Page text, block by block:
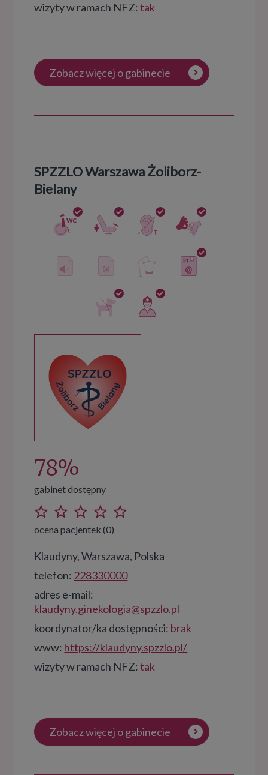
wizyty w ramach NFZ:tak
Zobacz więcej o gabinecie
SPZZLO Warszawa Żoliborz-
Bielany
78%
gabinet dostępny
ocena pacjentek (0)
Klaudyny, Warszawa, Polska
telefon: 228330000
adres e-mail:
klaudyny.ginekologia@spzzlo.pl
koordynator/ka dostępności: brak
www: https://klaudyny.spzzlo.pl/
wizyty w ramach NFZ:tak
Zobacz więcej o gabinecie